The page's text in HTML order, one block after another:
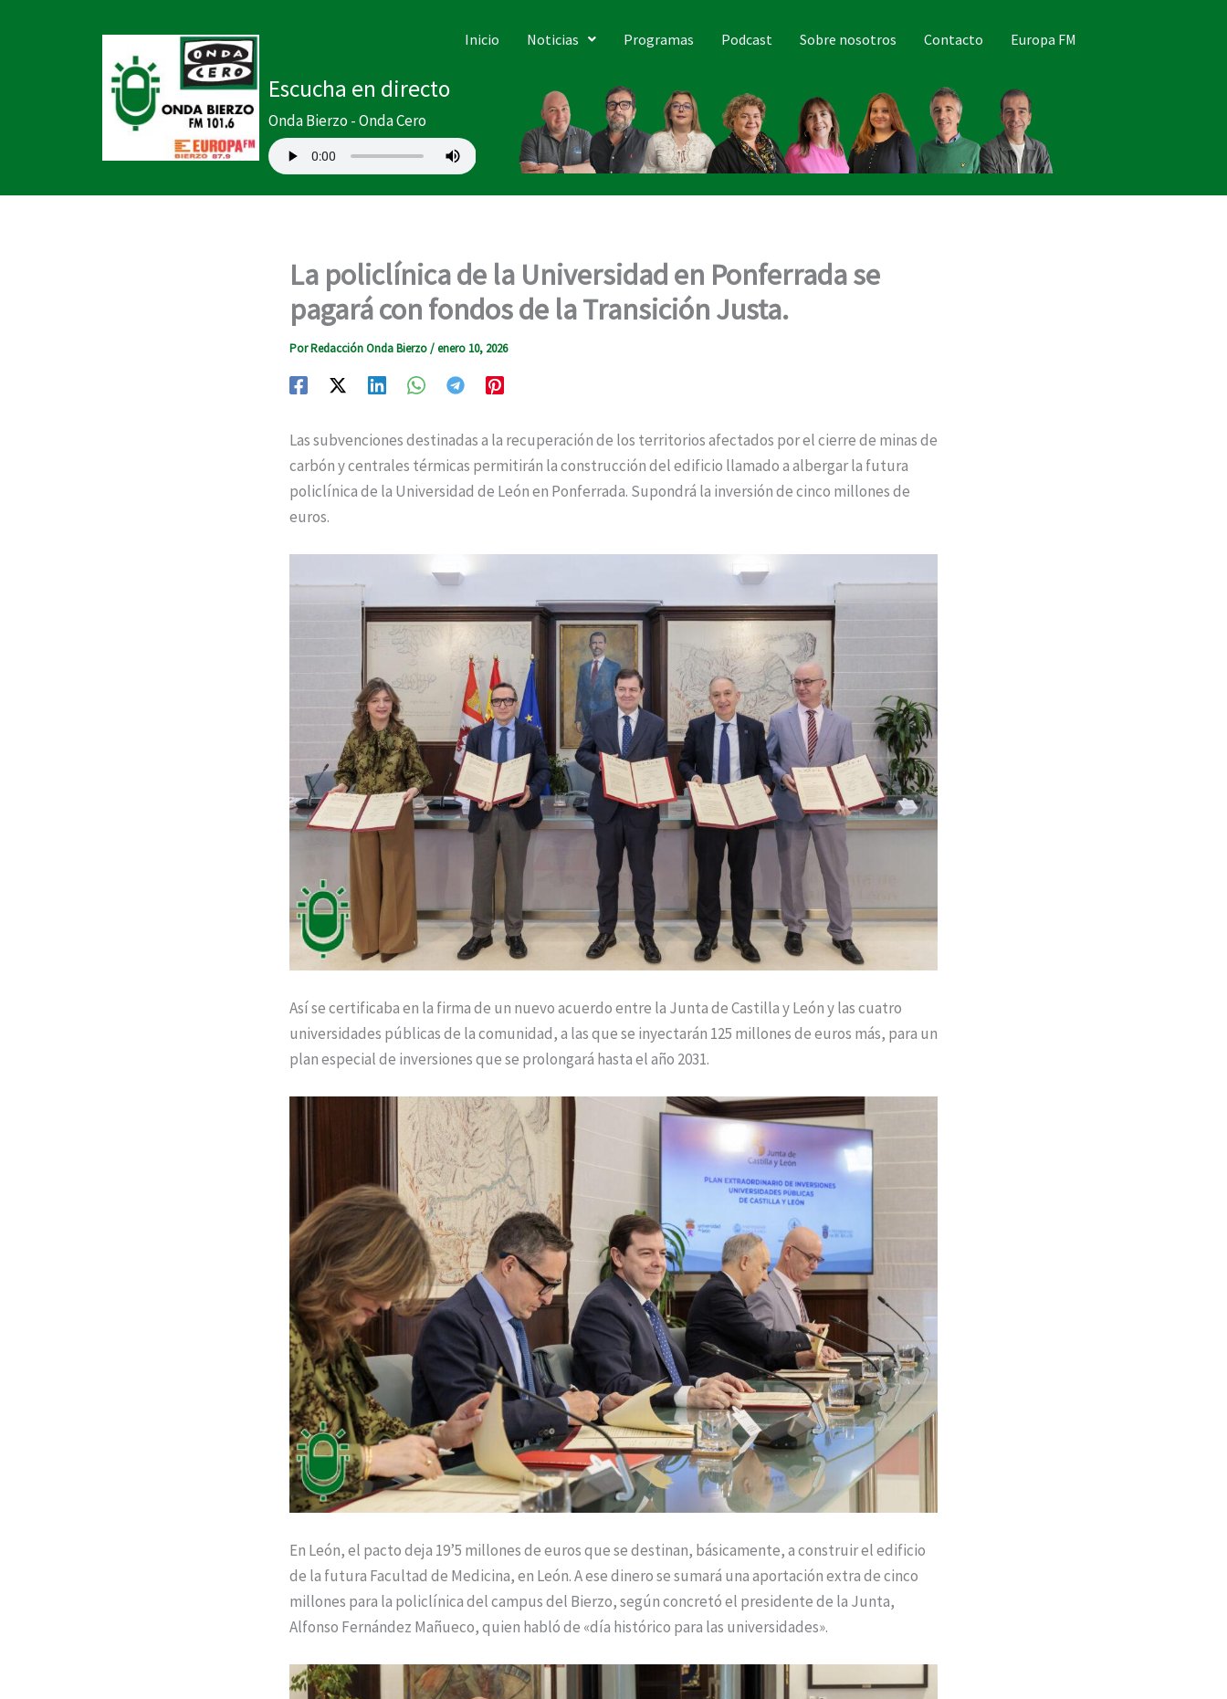
Inicio Noticias Programas Podcast Sobre nosotros Contacto Europa FM
Escucha en directo
Onda Bierzo - Onda Cero
La policlínica de la Universidad en Ponferrada se
pagará con fondos de la Transición Justa.
PorRedacción Onda Bierzo/enero 10, 2026
Las subvenciones destinadas a la recuperación de los territorios afectados por el cierre de minas de
carbón y centrales térmicas permitirán la construcción del edificio llamado a albergar la futura
policlínica de la Universidad de León en Ponferrada. Supondrá la inversión de cinco millones de
euros.
Así se certificaba en la firma de un nuevo acuerdo entre la Junta de Castilla y León y las cuatro
universidades públicas de la comunidad, a las que se inyectarán 125 millones de euros más, para un
plan especial de inversiones que se prolongará hasta el año 2031.
En León, el pacto deja 19’5 millones de euros que se destinan, básicamente, a construir el edificio
de la futura Facultad de Medicina, en León. A ese dinero se sumará una aportación extra de cinco
millones para la policlínica del campus del Bierzo, según concretó el presidente de la Junta,
Alfonso Fernández Mañueco, quien habló de «día histórico para las universidades».